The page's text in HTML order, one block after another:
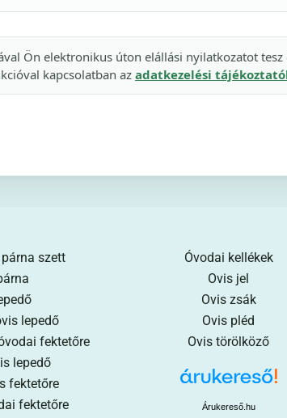
Ön elektronikus úton elállási nyilatkozatot
kapcsolatban az adatkezelési
szett
lepedő
fektetőre
lepedő
fektetőre
fektetőre
Óvodai kellékek
Ovis jel
Ovis zsák
Ovis pléd
Ovis törölköző
Árukereső.hu